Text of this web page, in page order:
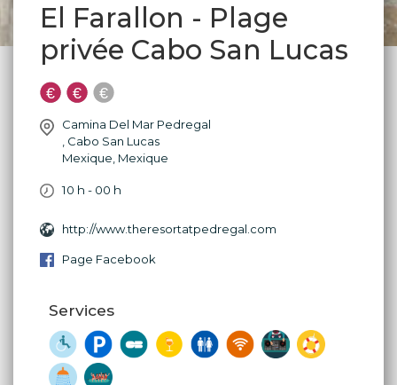
El Farallon - Plage
privée Cabo San Lucas
Camina Del Mar Pedregal
Cabo San Lucas
Mexique Mexique
10 h - 00 h
http://www.theresortatpedregal.com
Page Facebook
Services